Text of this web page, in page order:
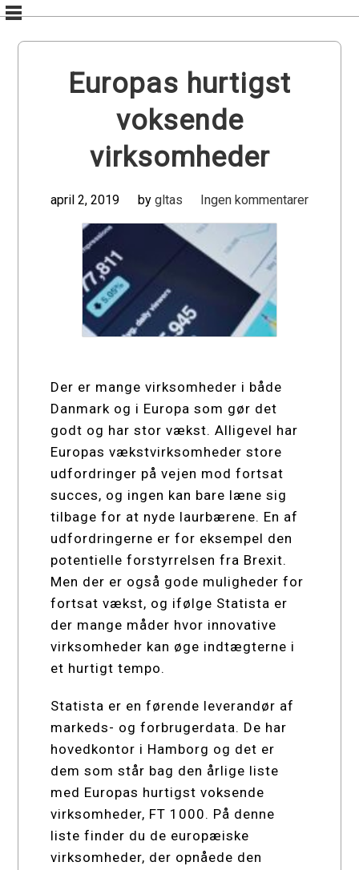
Skip
to
content
Europas hurtigst
voksende
virksomheder
april 2, 2019 by gltas Ingen kommentarer
Der er mange virksomheder i både
Danmark og i Europa som gør det
godt og har stor vækst. Alligevel har
Europas vækstvirksomheder store
udfordringer på vejen mod fortsat
succes, og ingen kan bare læne sig
tilbage for at nyde laurbærene. En af
udfordringerne er for eksempel den
potentielle forstyrrelsen fra Brexit.
Men der er også gode muligheder for
fortsat vækst, og ifølge Statista er
der mange måder hvor innovative
virksomheder kan øge indtægterne i
et hurtigt tempo.
Statista er en førende leverandør af
markeds- og forbrugerdata. De har
hovedkontor i Hamborg og det er
dem som står bag den årlige liste
med Europas hurtigst voksende
virksomheder, FT 1000. På denne
liste finder du de europæiske
virksomheder, der opnåede den